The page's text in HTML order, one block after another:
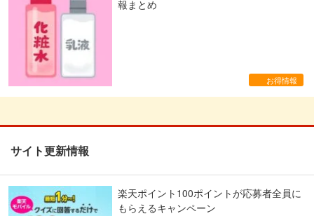
報まとめ
お得情報
サイト更新情報
楽天ポイント100ポイントが応募者全員に
もらえるキャンペーン